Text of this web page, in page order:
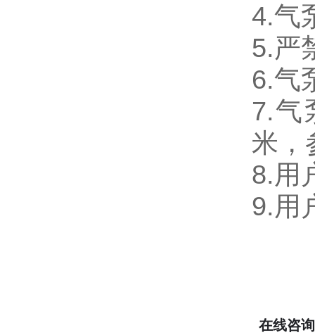
4.气
5.严
6.气
7.气
米，
8.用
9.用
在线咨询